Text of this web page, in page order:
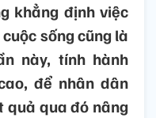
khẳng định việc
sống cũng là
này, tính hành
để nhân dân
quả qua đó nâng